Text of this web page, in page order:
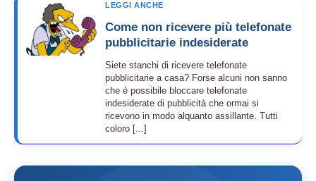
LEGGI ANCHE
Come non ricevere più telefonate
pubblicitarie indesiderate
Siete stanchi di ricevere telefonate
pubblicitarie a casa? Forse alcuni non sanno
che è possibile bloccare telefonate
indesiderate di pubblicità che ormai si
ricevono in modo alquanto assillante. Tutti
coloro [...]